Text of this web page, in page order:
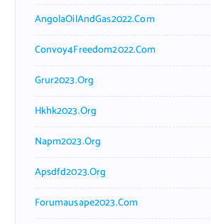
AngolaOilAndGas2022.com
Convoy4Freedom2022.com
Grur2023.org
Hkhk2023.org
Napm2023.org
Apsdfd2023.org
Forumausape2023.com